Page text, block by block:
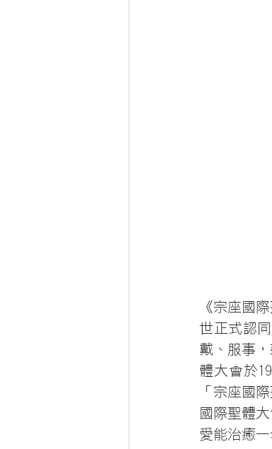
《宗座國
世正式認
戴、服事
體大會於
「宗座國
國際聖體
愛能治癒